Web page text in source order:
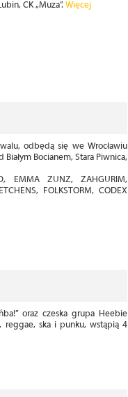
CK „Muza”. Więcej
odbędą się we Wrocławiu
Białym Bocianem, Stara Piwnica,
EMMA ZUNZ, ZAHGURIM,
FOLKSTORM, CODEX
oraz czeska grupa Heebie
reggae, ska i punku, wstąpią 4